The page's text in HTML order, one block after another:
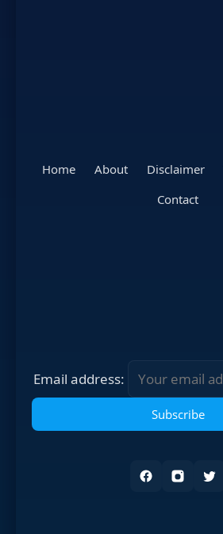
Home About Disclaimer
Contact
Email address: